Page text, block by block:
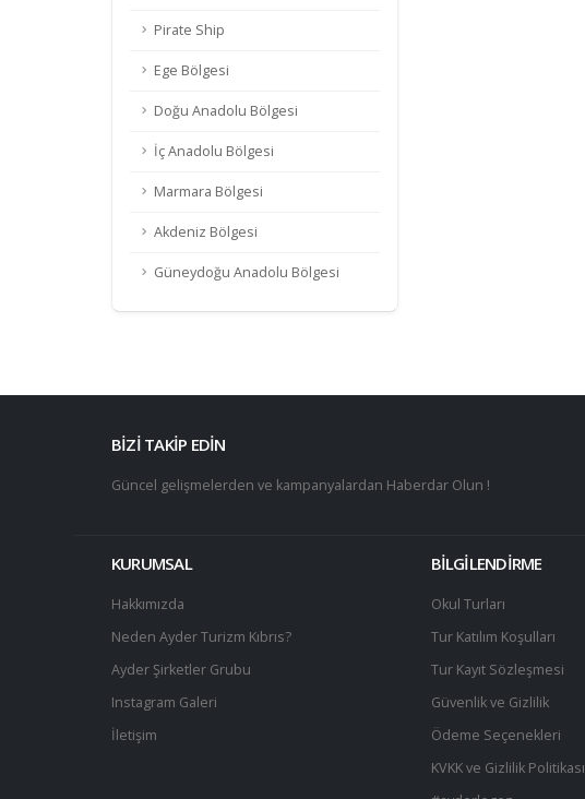
Pirate Ship
Ege Bölgesi
Doğu Anadolu Bölgesi
İç Anadolu Bölgesi
Marmara Bölgesi
Akdeniz Bölgesi
Güneydoğu Anadolu Bölgesi
BİZİ TAKİP EDİN
Güncel gelişmelerden ve kampanyalardan Haberdar Olun !
KURUMSAL
Hakkımızda
Neden Ayder Turizm Kıbrıs?
Ayder Şirketler Grubu
Instagram Galeri
İletişim
BİLGİLENDİRME
Okul Turları
Tur Katılım Koşulları
Tur Kayıt Sözleşmesi
Güvenlik ve Gizlilik
Ödeme Seçenekleri
KVKK ve Gizlilik Politikası